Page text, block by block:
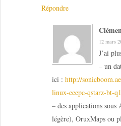
Répondre
12 mars
J’ai
– un
ici : http://
linux-eeepc-qstarz-bt-
– des applications
légère), OruxMaps ou